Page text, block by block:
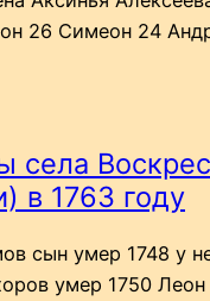
26 Симеон 24
села
в 1763 году
сын умер 1748 у
умер 1750 Леон